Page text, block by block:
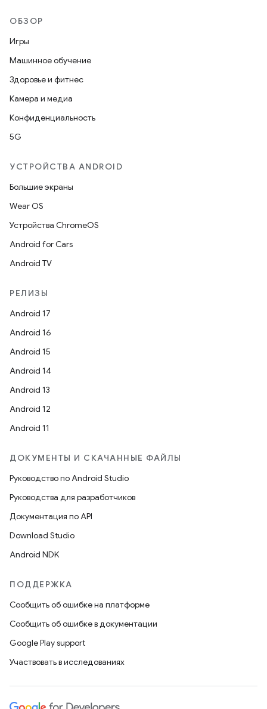
ОБЗОР
Игры
Машинное обучение
Здоровье и фитнес
Камера и медиа
Конфиденциальность
5G
УСТРОЙСТВА ANDROID
Большие экраны
Wear OS
Устройства ChromeOS
Android for Cars
Android TV
РЕЛИЗЫ
Android 17
Android 16
Android 15
Android 14
Android 13
Android 12
Android 11
ДОКУМЕНТЫ И СКАЧАННЫЕ ФАЙЛЫ
Руководство по Android Studio
Руководства для разработчиков
Документация по API
Download Studio
Android NDK
ПОДДЕРЖКА
Сообщить об ошибке на платформе
Сообщить об ошибке в документации
Google Play support
Участвовать в исследованиях